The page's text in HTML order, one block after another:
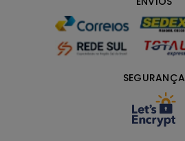
SEGURANÇA